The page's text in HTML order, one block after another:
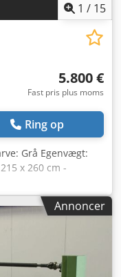
1 / 15
5.800 €
Fast pris plus moms
Ring op
Grå Egenvægt:
x 260 cm -
Nej - CE-
udleveringssystem:
Variabel -
[mm]: 3100 -
[mm]: 3100 -
[V]: 400 -
Annoncer